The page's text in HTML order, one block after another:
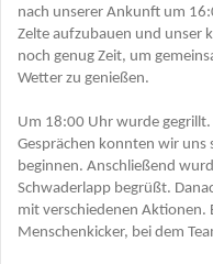
nach unserer Ankunft um
Zelte aufzubauen und unser
noch genug Zeit, um
Wetter zu genießen.
Um 18:00 Uhr wurde gegrillt.
Gesprächen konnten wir uns
beginnen. Anschließend
Schwaderlapp begrüßt.
mit verschiedenen Aktionen.
Menschenkicker, bei dem